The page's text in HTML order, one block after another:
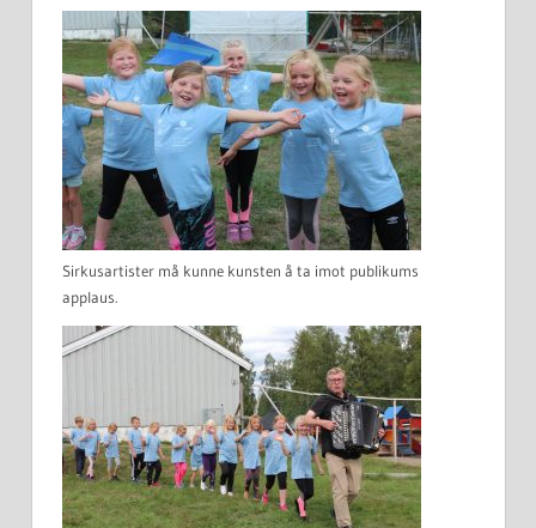
Sirkusartister må kunne kunsten å ta imot publikums
applaus.